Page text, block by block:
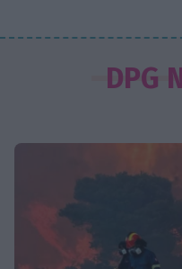
Δήμητρα Παπαδήμα: Η
καλοκαιρινή ανάρτηση
Άννα Μπεζάν: Οι άκρως
στιγμές στη Μύκονο
κόρη της και η πρόταση
DPG